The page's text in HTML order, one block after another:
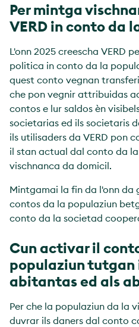
Per mintga
VERD in conto da
L'onn 2025 creescha VERD
politica in conto da la
quest conto vegnan
che pon vegnir attribuidas
contos e lur saldos èn
societarias ed ils societaris
ils utilisaders da VERD pon
il stan actual dal conto da
vischnanca da domicil.
Mintgamai la fin da l'onn da
contos da la populaziun
conto da la societad
Cun activar il
populaziun tutgan
abitantas ed als
Per che la populaziun da la
duvrar ils daners dal conto